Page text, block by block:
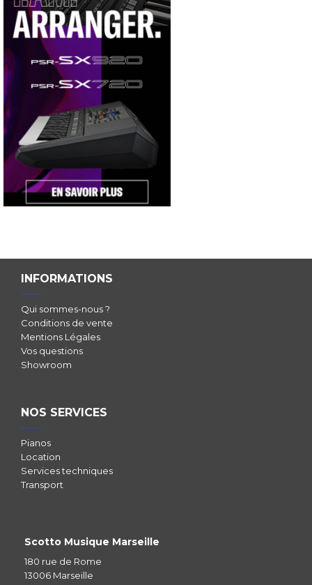
INFORMATIONS
Qui sommes-nous ?
Conditions de vente
Mentions Légales
Vos questions
Showroom
NOS SERVICES
Pianos
Location
Services techniques
Transport
Scotto Musique Marseille
180 rue de Rome
13006 Marseille